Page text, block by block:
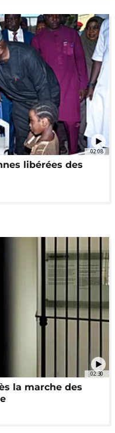
02:08
libérées des
02:30
la marche des